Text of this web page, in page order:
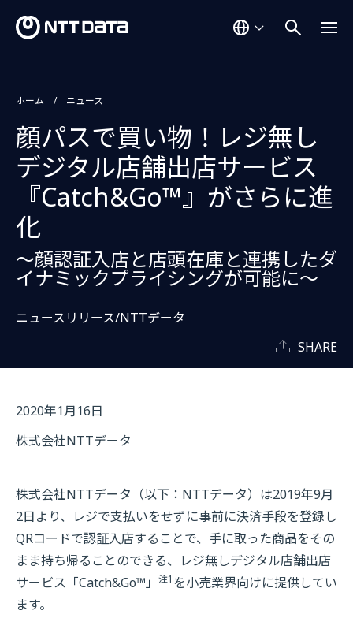
ホーム ニュース
顔パスで買い物！レジ無し
デジタル店舗出店サービス
『Catch&Go™』がさらに進
化
～顔認証入店と店頭在庫と連携したダ
イナミックプライシングが可能に～
ニュースリリース/NTTデータ
SHARE
2020年1月16日
株式会社NTTデータ
株式会社NTTデータ（以下：NTTデータ）は2019年9月
2日より、レジで支払いをせずに事前に決済手段を登録し
QRコードで認証入店することで、手に取った商品をその
まま持ち帰ることのできる、レジ無しデジタル店舗出店
サービス「Catch&Go™」 注1 を小売業界向けに提供してい
ます。